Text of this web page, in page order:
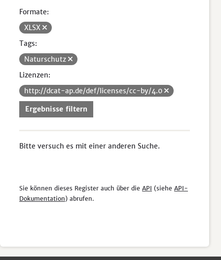
Formate:
XLSX
Tags:
Naturschutz
Lizenzen:
http://dcat-ap.de/def/licenses/cc-by/4.0
Ergebnisse filtern
Bitte versuch es mit einer anderen Suche.
Sie können dieses Register auch über die API (siehe API-
Dokumentation) abrufen.